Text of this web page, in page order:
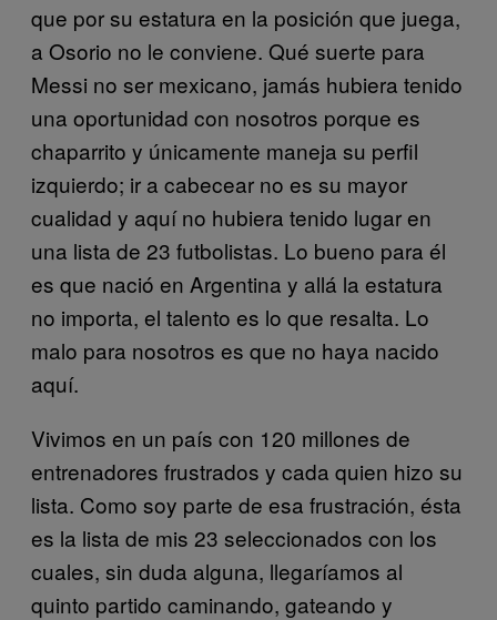
que por su estatura en la posición que juega,
a Osorio no le conviene. Qué suerte para
Messi no ser mexicano, jamás hubiera tenido
una oportunidad con nosotros porque es
chaparrito y únicamente maneja su perfil
izquierdo; ir a cabecear no es su mayor
cualidad y aquí no hubiera tenido lugar en
una lista de 23 futbolistas. Lo bueno para él
es que nació en Argentina y allá la estatura
no importa, el talento es lo que resalta. Lo
malo para nosotros es que no haya nacido
aquí.
Vivimos en un país con 120 millones de
entrenadores frustrados y cada quien hizo su
lista. Como soy parte de esa frustración, ésta
es la lista de mis 23 seleccionados con los
cuales, sin duda alguna, llegaríamos al
quinto partido caminando, gateando y